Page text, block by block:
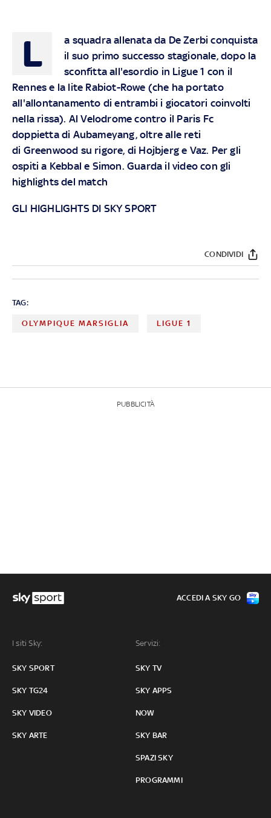
L
a squadra allenata da De Zerbi conquista
il suo primo successo stagionale, dopo la
sconfitta all'esordio in Ligue 1 con il
Rennes e la lite Rabiot-Rowe (che ha portato
all'allontanamento di entrambi i giocatori coinvolti
nella rissa). Al Velodrome contro il Paris Fc
doppietta di Aubameyang, oltre alle reti
di Greenwood su rigore, di Hojbjerg e Vaz. Per gli
ospiti a Kebbal e Simon. Guarda il video con gli
highlights del match
GLI HIGHLIGHTS DI SKY SPORT
CONDIVIDI
TAG:
OLYMPIQUE MARSIGLIA LIGUE 1
PUBBLICITÀ
I siti Sky:
SKY SPORT
SKY TG24
SKY VIDEO
SKY ARTE
Servizi:
SKY TV
SKY APPS
NOW
SKY BAR
SPAZI SKY
PROGRAMMI
ACCEDI A SKY GO